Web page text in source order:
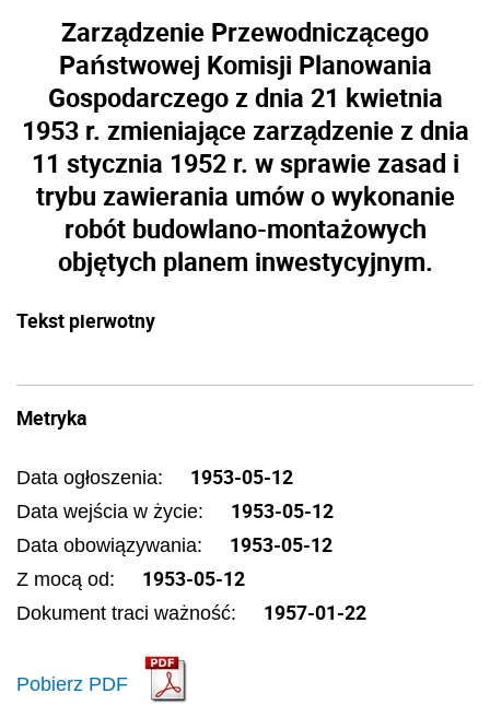
Zarządzenie Przewodniczącego
Państwowej Komisji Planowania
Gospodarczego z dnia 21 kwietnia
1953 r. zmieniające zarządzenie z dnia
11 stycznia 1952 r. w sprawie zasad i
trybu zawierania umów o wykonanie
robót budowlano-montażowych
objętych planem inwestycyjnym.
Tekst pierwotny
Metryka
Data ogłoszenia: 1953-05-12
Data wejścia w życie: 1953-05-12
Data obowiązywania: 1953-05-12
Z mocą od: 1953-05-12
Dokument traci ważność: 1957-01-22
Pobierz PDF